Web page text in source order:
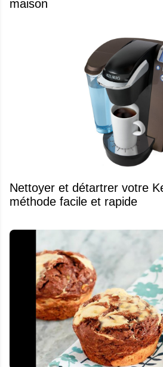
maison
Nettoyer et détartrer votre
méthode facile et rapide